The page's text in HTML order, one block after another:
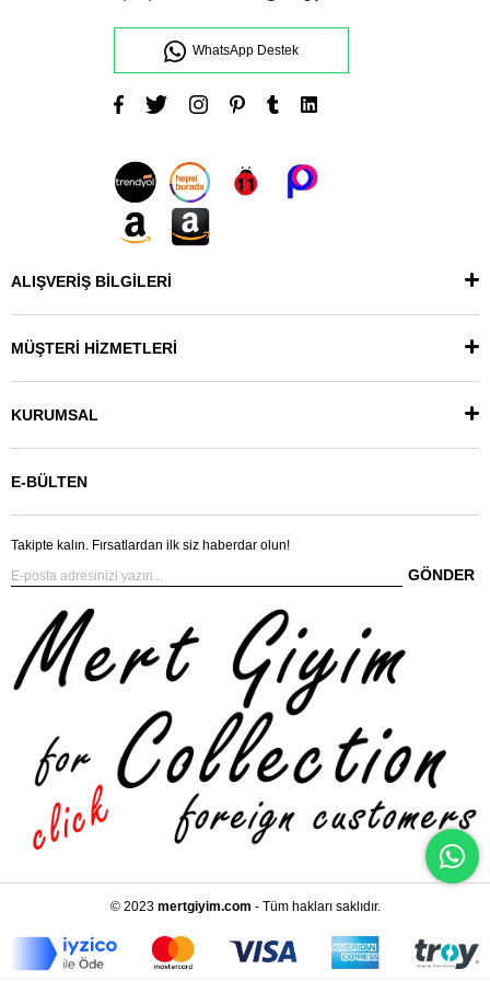
WhatsApp Destek
ALIŞVERİŞ BİLGİLERİ
MÜŞTERİ HİZMETLERİ
KURUMSAL
E-BÜLTEN
Takipte kalın. Fırsatlardan ilk siz haberdar olun!
GÖNDER
© 2023 mertgiyim.com - Tüm hakları saklıdır.